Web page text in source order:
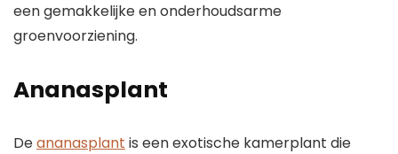
een gemakkelijke en onderhoudsarme
groenvoorziening.
Ananasplant
Deananasplant is een exotische kamerplant die